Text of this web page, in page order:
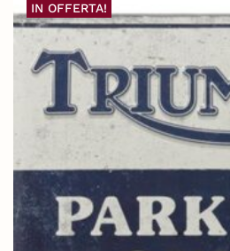
IN OFFERTA!